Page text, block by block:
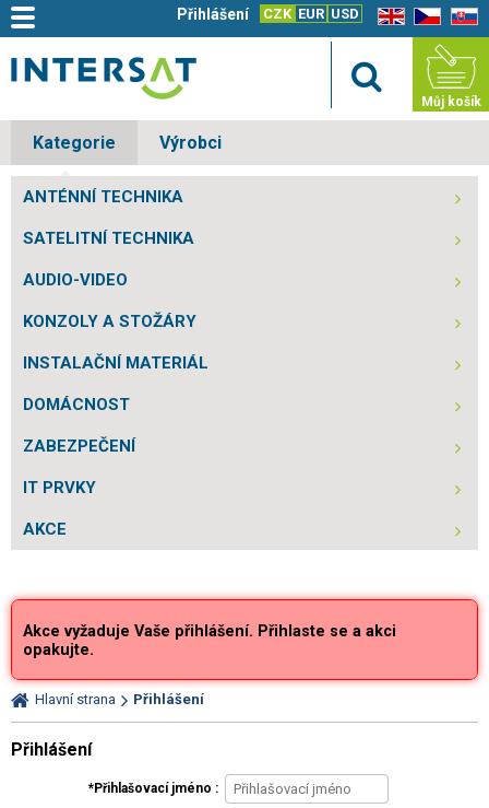
EN CZ SK
CZK EUR USD
Přihlášení
Můj košík
Kategorie Výrobci
ANTÉNNÍ TECHNIKA
SATELITNÍ TECHNIKA
AUDIO-VIDEO
KONZOLY A STOŽÁRY
INSTALAČNÍ MATERIÁL
DOMÁCNOST
ZABEZPEČENÍ
IT PRVKY
AKCE
Akce vyžaduje Vaše přihlášení. Přihlaste se a akci
opakujte.
Hlavní strana Přihlášení
Přihlášení
Přihlašovací jméno